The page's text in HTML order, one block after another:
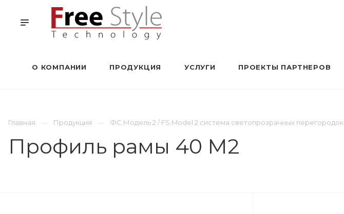
О КОМПАНИИ ПРОДУКЦИЯ УСЛУГИ ПРОЕКТЫ ПАРТНЕРОВ
Главная Продукция ФС.Модель 2 / FS.Model 2 система светопрозрачных перегородок
Профиль рамы 40 М2